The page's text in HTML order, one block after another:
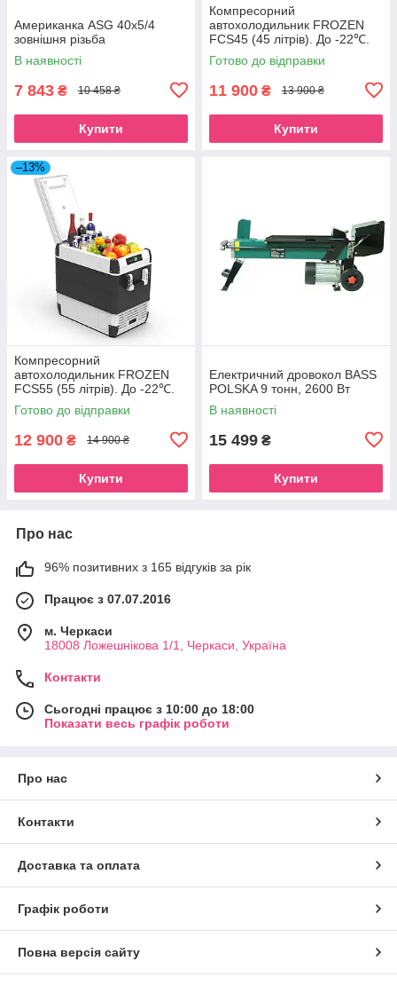
Американка ASG 40x5/4
зовнішня різьба
В наявності
7 843 ₴ 10 458 ₴
Купити
Компресорний
автохолодильник FROZEN
FCS45 (45 літрів). До -22℃.
Живлення 12, 24, 220 вольт
Готово до відправки
11 900 ₴ 13 900 ₴
Купити
–13%
Компресорний
автохолодильник FROZEN
FCS55 (55 літрів). До -22℃.
Живлення 12, 24, 220 вольт
Готово до відправки
12 900 ₴ 14 900 ₴
Купити
Електричний дровокол BASS
POLSKA 9 тонн, 2600 Вт
В наявності
15 499 ₴
Купити
Про нас
96% позитивних з 165 відгуків за рік
Працює з 07.07.2016
м. Черкаси
18008 Ложешнікова 1/1, Черкаси, Україна
Контакти
Сьогодні працює з 10:00 до 18:00
Показати весь графік роботи
Про нас
Контакти
Доставка та оплата
Графік роботи
Повна версія сайту